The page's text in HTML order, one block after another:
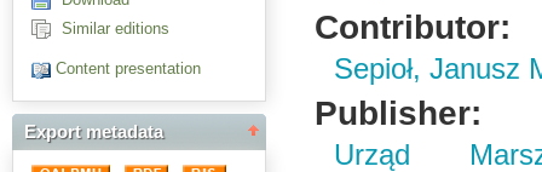
Similar editions
Content presentation
Export metadata
Contributor:
Sepioł, Janusz
Publisher:
Urząd